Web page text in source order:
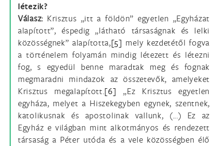
létezik?
Válasz: Krisztus „itt a földön” egyetlen „Egyházat
alapított”, éspedig „látható társaságnak és lelki
közösségnek” alapította,[5] mely kezdetétől fogva
a történelem folyamán mindig létezett és létezni
fog, s egyedül benne maradtak meg és fognak
megmaradni mindazok az összetevők, amelyeket
Krisztus megalapított.[6] „Ez Krisztus egyetlen
egyháza, melyet a Hiszekegyben egynek, szentnek,
katolikusnak és apostolinak vallunk, (...) Ez az
Egyház e világban mint alkotmányos és rendezett
társaság a Péter utóda és a vele közösségben élő